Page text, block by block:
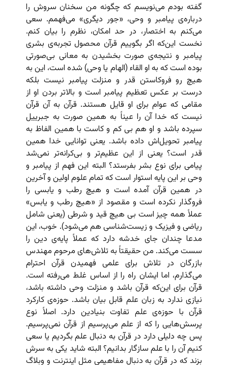
گفته بودم می‌نویسم که چگونه من سخنان سروش را
درباره‌ی پیامبر و وحی، «جور دیگری» می‌فهمم. سعی
می‌کنم به اختصار، در حد امکان، نظرم را بیان کنم.
نخست این‌که اگر بگوییم قرآن محصول تجربه‌ی بشری
پیامبر و نتیجه‌ی صورت بخشیدن به معانی بی‌صورتی
بوده است که به او القاء (الهام یا وحی) شده است، این به
هیچ رو فروکاستن قدر و منزلت پیامبر نیست بلکه
درست بر عکس تعظیم پیامبر است و بالاتر بردن او از
مقامی که عوام برای او قایل هستند. قرآن به آن قرآن
نیست که خدا آن را عیناً به همین صورت به جبرییل
سپرده باشد و او هم بی کم و کاست با همین الفاظ به
پیامبر تحویل‌اش داده باشد. یعنی توانایی خدا همین
قدر است؟ یعنی از این عظیم‌تر و بی‌کرانه‌تر نمی‌شد
پیامی برای نوع بشر بفرستد؟ البته این فهم از پیامبر و
وحی بر این پایه استوار است که تمام علوم اولین و آخرین
در همین قرآن آمده است و هیچ رطب و یابسی را
فروگذار نکرده است و مقصود از «هیچ رطب و یابس»
عملاً همه چیز است بی هیچ قید و شرطی (یعنی شامل
ریاضی و فیزیک و زیست‌شناسی هم می‌شود). خوب، این
مدعا چندان جای خدشه دارد که عملاً پایه‌ی دین را
سست می‌کند. من حقیقتاً به تلاش‌های مرحوم مهندس
بازرگان در تلاش برای علمی فهمیدن قرآن احترام
می‌گذارم، اما ایشان راه را از اساس غلط می‌رفته است.
قرآن برای این‌که قرآن باشد و منزلت وحی داشته باشد،
نیازی ندارد به زبان علم قابل بیان باشد. حوزه‌ی کارکرد
قرآن با حوزه‌ی علم تفاوت بنیادین دارد. اصلاً نوع
پرسش‌هایی را که از علم می‌پرسیم از قرآن نمی‌پرسیم.
پس چه دلیلی دارد در قرآن به دنبال علم بگردیم یا سعی
کنیم آن را با علم سازگار بدانیم؟ البته شاید یکی به سرش
بزند که در قرآن به دنبال مفاهیمی مثل اینترنت و وبلاگ